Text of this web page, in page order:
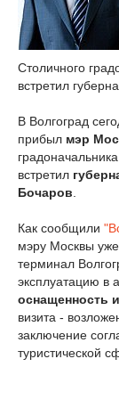
Столичного
встретил
В Волгоград
прибыл мэр
встретил
Бочаров
Как сообщили
мэру Москвы
терминал
эксплуатацию в
оснащенность
визита -
заключение
туристической